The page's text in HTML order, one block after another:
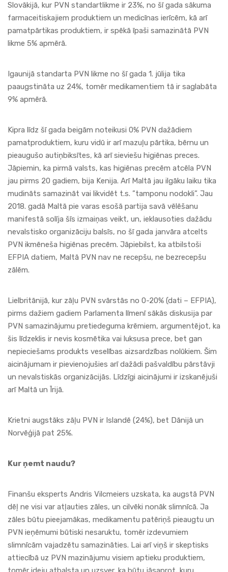
Slovākijā, kur PVN standartlikme ir 23%, no šī gada sākuma
farmaceitiskajiem produktiem un medicīnas ierīcēm, kā arī
pamatpārtikas produktiem, ir spēkā īpaši samazinātā PVN
likme 5% apmērā.
Igaunijā standarta PVN likme no šī gada 1. jūlija tika
paaugstināta uz 24%, tomēr medikamentiem tā ir saglabāta
9% apmērā.
Kipra līdz šī gada beigām noteikusi 0% PVN dažādiem
pamatproduktiem, kuru vidū ir arī mazuļu pārtika, bērnu un
pieaugušo autiņbiksītes, kā arī sieviešu higiēnas preces.
Jāpiemin, ka pirmā valsts, kas higiēnas precēm atcēla PVN
jau pirms 20 gadiem, bija Kenija. Arī Maltā jau ilgāku laiku tika
mudināts samazināt vai likvidēt t.s. ”tamponu nodokli”. Jau
2018. gadā Maltā pie varas esošā partija savā vēlēšanu
manifestā solīja šīs izmaiņas veikt, un, ieklausoties dažādu
nevalstisko organizāciju balsīs, no šī gada janvāra atcelts
PVN ikmēneša higiēnas precēm. Jāpiebilst, ka atbilstoši
EFPIA datiem, Maltā PVN nav ne recepšu, ne bezrecepšu
zālēm.
Lielbritānijā, kur zāļu PVN svārstās no 0-20% (dati – EFPIA),
pirms dažiem gadiem Parlamenta līmenī sākās diskusija par
PVN samazinājumu pretiedeguma krēmiem, argumentējot, ka
šis līdzeklis ir nevis kosmētika vai luksusa prece, bet gan
nepieciešams produkts veselības aizsardzības nolūkiem. Šim
aicinājumam ir pievienojušies arī dažādi pašvaldību pārstāvji
un nevalstiskās organizācijās. Līdzīgi aicinājumi ir izskanējuši
arī Maltā un Īrijā.
Krietni augstāks zāļu PVN ir Islandē (24%), bet Dānijā un
Norvēģijā pat 25%.
Kur ņemt naudu?
Finanšu eksperts Andris Vilcmeiers uzskata, ka augstā PVN
dēļ ne visi var atļauties zāles, un cilvēki nonāk slimnīcā. Ja
zāles būtu pieejamākas, medikamentu patēriņš pieaugtu un
PVN ieņēmumi būtiski nesaruktu, tomēr izdevumiem
slimnīcām vajadzētu samazināties. Lai arī viņš ir skeptisks
attiecībā uz PVN mazinājumu visiem aptieku produktiem,